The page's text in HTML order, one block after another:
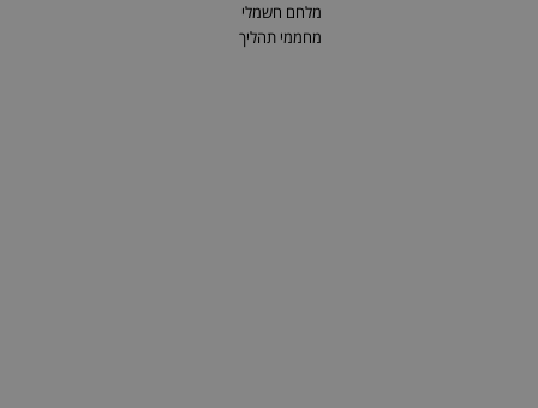
מלחם חשמלי
מחממי תהליך